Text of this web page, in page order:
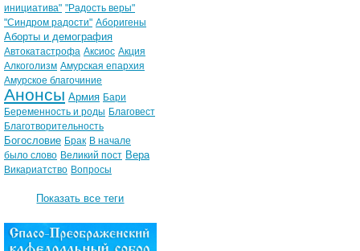
инициатива" "Радость веры"
"Синдром радости" Аборигены
Аборты и демография
Автокатастрофа Аксиос Акция
Алкоголизм Амурская епархия
Амурское благочиние
Анонсы Армия Бари
Беременность и роды Благовест
Благотворительность
Богословие Брак В начале
было слово Великий пост Вера
Викариатство Вопросы
Показать все теги